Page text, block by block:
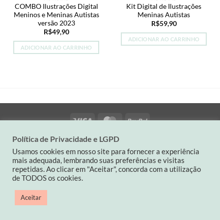
COMBO Ilustrações Digital
Meninos e Meninas Autistas
versão 2023
R$49,90
ADICIONAR AO CARRINHO
Kit Digital de Ilustrações
Meninas Autistas
R$59,90
ADICIONAR AO CARRINHO
Visa MasterCardPayPal
QUEM SOMOS POLÍTICA DA LOJA
Contato: (19) 9 82263900| carinaspaperdesign@gmail.com
CNPJ: 34501714/0001-03
Política de Privacidade e LGPD
Usamos cookies em nosso site para fornecer a experiência
mais adequada, lembrando suas preferências e visitas
repetidas. Ao clicar em "Aceitar", concorda com a utilização
de TODOS os cookies.
Aceitar